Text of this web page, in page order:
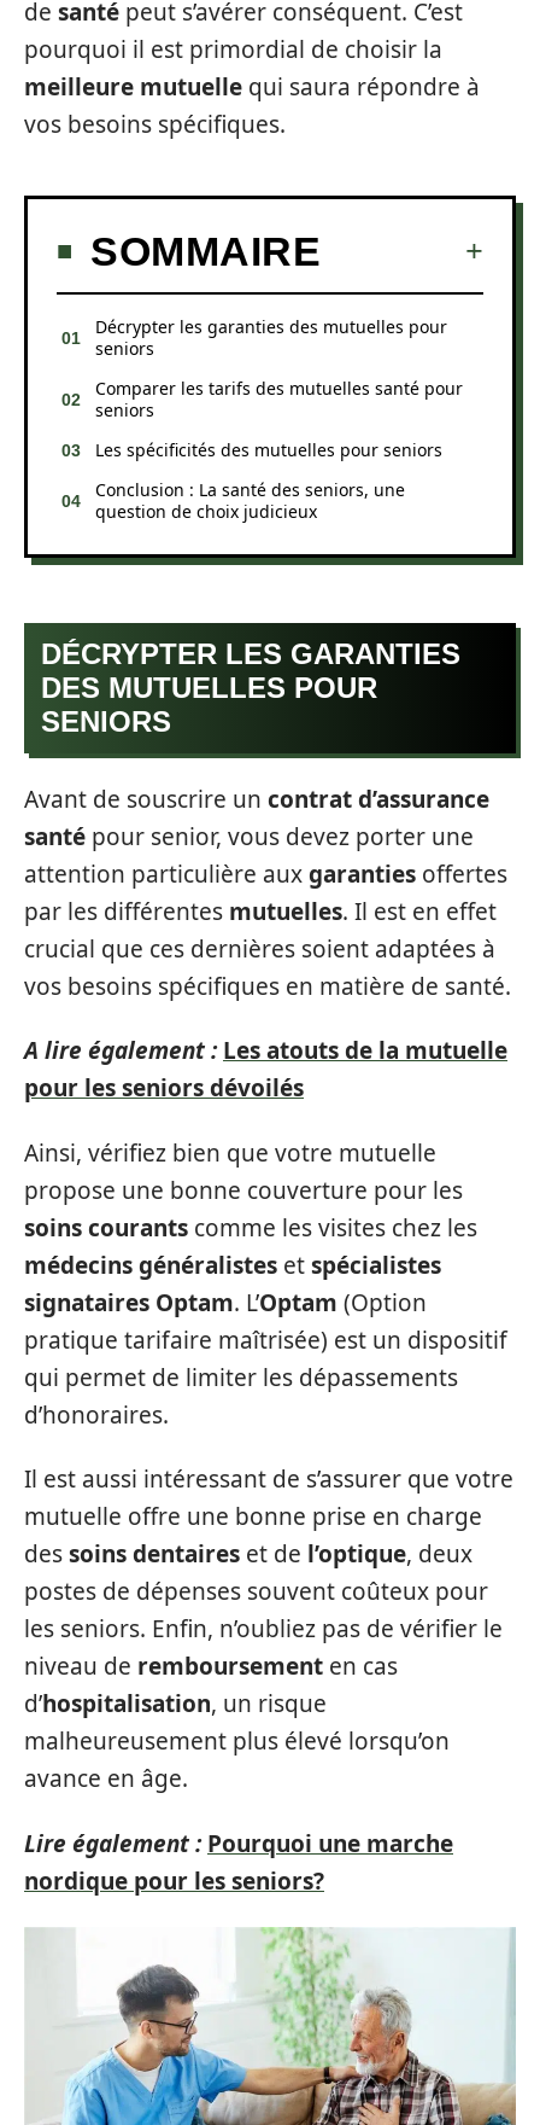
de santé peut s’avérer conséquent. C’est
pourquoi il est primordial de choisir la
meilleure mutuelle qui saura répondre à
vos besoins spécifiques.
SOMMAIRE
Décrypter les garanties des mutuelles pour
seniors
Comparer les tarifs des mutuelles santé pour
seniors
Les spécificités des mutuelles pour seniors
Conclusion : La santé des seniors, une
question de choix judicieux
DÉCRYPTER LES GARANTIES
DES MUTUELLES POUR
SENIORS
Avant de souscrire un contrat d’assurance
santé pour senior, vous devez porter une
attention particulière auxgaranties offertes
par les différentes mutuelles. Il est en effet
crucial que ces dernières soient adaptées à
vos besoins spécifiques en matière de santé.
A lire également : Les atouts de la mutuelle
pour les seniors dévoilés
Ainsi, vérifiez bien que votre mutuelle
propose une bonne couverture pour les
soins courants comme les visites chez les
médecins généralistes etspécialistes
signataires Optam. L’Optam (Option
pratique tarifaire maîtrisée) est un dispositif
qui permet de limiter les dépassements
d’honoraires.
Il est aussi intéressant de s’assurer que votre
mutuelle offre une bonne prise en charge
dessoins dentaires et de l’optique, deux
postes de dépenses souvent coûteux pour
les seniors. Enfin, n’oubliez pas de vérifier le
niveau de remboursement en cas
d’hospitalisation, un risque
malheureusement plus élevé lorsqu’on
avance en âge.
Lire également : Pourquoi une marche
nordique pour les seniors?